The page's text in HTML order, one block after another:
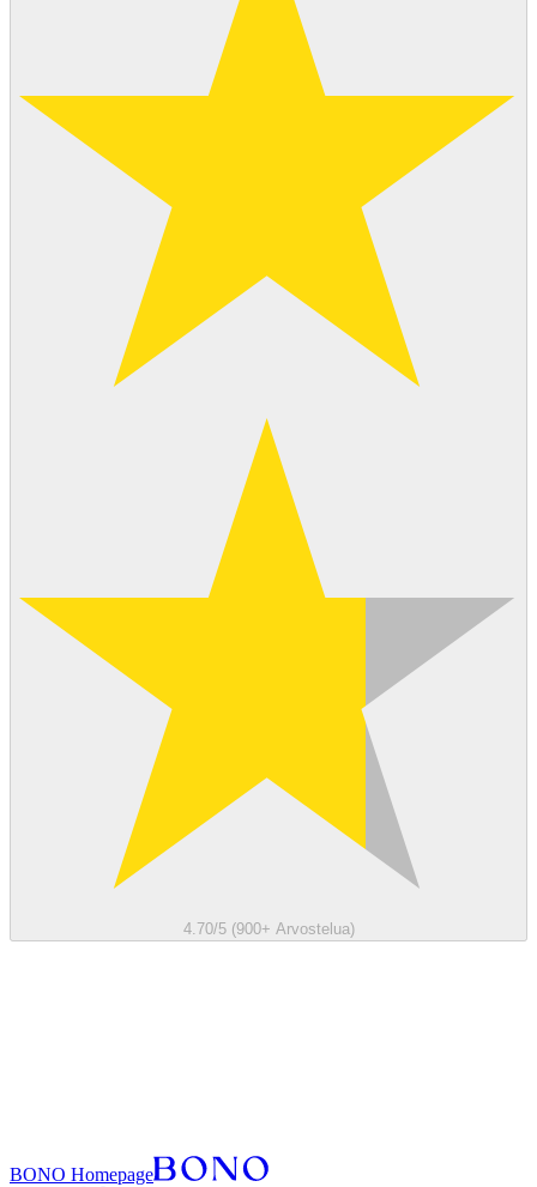
4.70/5 (900+ Arvostelua)
BONO Homepage